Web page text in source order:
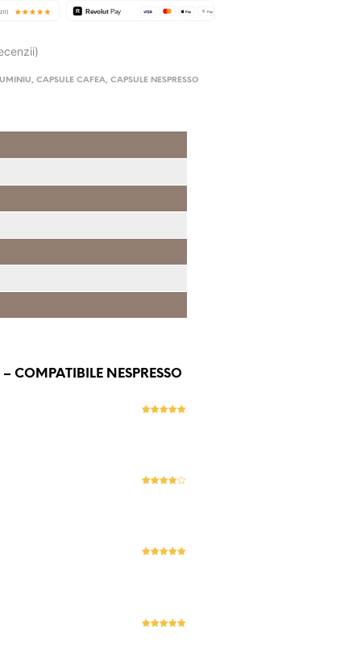
,CAPSULE CAFEA,CAPSULE NESPRESSO
COMPATIBILE NESPRESSO